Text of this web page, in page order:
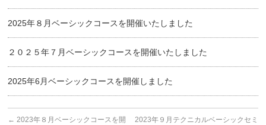
2025年８月ベーシックコースを開催いたしました
２０２５年７月ベーシックコースを開催いたしました
2025年6月ベーシックコースを開催しました
← 2023年８月ベーシックコースを開
2023年９月テクニカルベーシックセミ